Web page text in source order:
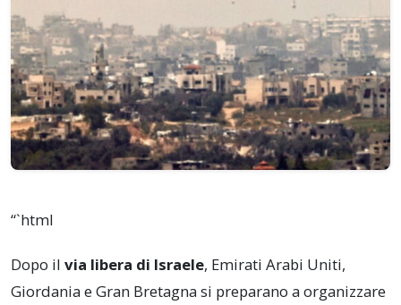
“`html
Dopo il via libera di Israele, Emirati Arabi Uniti,
Giordania e Gran Bretagna si preparano a organizzare